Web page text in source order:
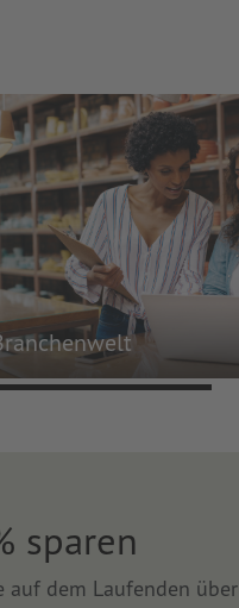
sparen
dem Laufenden über